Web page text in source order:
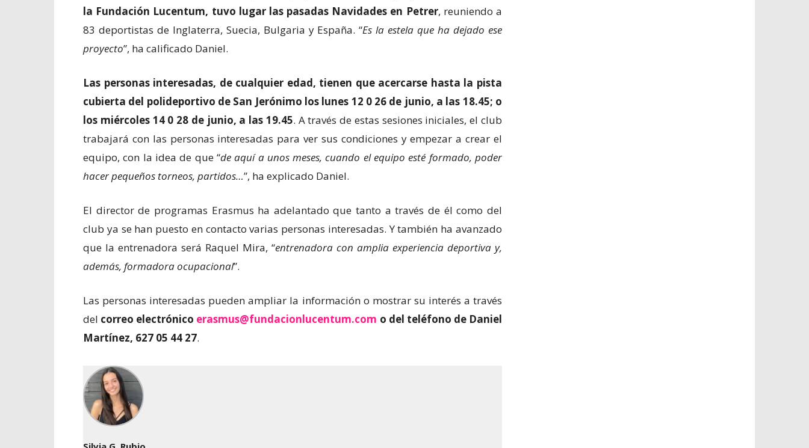
la Fundación Lucentum, tuvo lugar las pasadas Navidades en Petrer, reuniendo a
83 deportistas de Inglaterra, Suecia, Bulgaria y España. “Es la estela que ha dejado ese
proyecto”, ha calificado Daniel.
Las personas interesadas, de cualquier edad, tienen que acercarse hasta la pista
cubierta del polideportivo de San Jerónimo los lunes 12 0 26 de junio, a las 18.45; o
los miércoles 14 0 28 de junio, a las 19.45. A través de estas sesiones iniciales, el club
trabajará con las personas interesadas para ver sus condiciones y empezar a crear el
equipo, con la idea de que “de aquí a unos meses, cuando el equipo esté formado, poder
hacer pequeños torneos, partidos…”, ha explicado Daniel.
El director de programas Erasmus ha adelantado que tanto a través de él como del
club ya se han puesto en contacto varias personas interesadas. Y también ha avanzado
que la entrenadora será Raquel Mira, “entrenadora con amplia experiencia deportiva y,
además, formadora ocupacional”.
Las personas interesadas pueden ampliar la información o mostrar su interés a través
del correo electrónico erasmus@fundacionlucentum.com o del teléfono de Daniel
Martínez, 627 05 44 27.